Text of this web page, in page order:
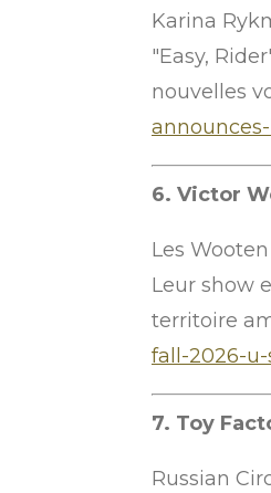
Karina
"Easy,
nouvelles
6. Victor
Les
Leur show
territoire
fall-2026-
7. Toy
Russian